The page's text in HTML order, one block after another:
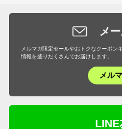
メ
メルマガ限定セールやおトクなクーポン
情報を盛りだくさんでお届けします。
メル
LINE